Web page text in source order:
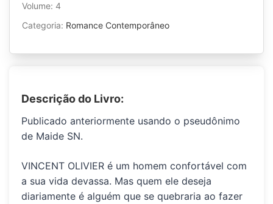
Volume: 4
Categoria: Romance Contemporâneo
Descrição do Livro:
Publicado anteriormente usando o pseudônimo
de Maide SN.
VINCENT OLIVIER é um homem confortável com
a sua vida devassa. Mas quem ele deseja
diariamente é alguém que se quebraria ao fazer